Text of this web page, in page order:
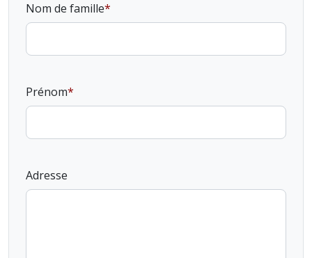
Nom de famille
Prénom
Adresse